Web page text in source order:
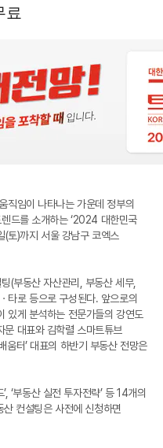
료
직임이 나타나는 가운데 정부의
드를 소개하는 ‘2024 대한민국
(토)까지 서울 강남구 코엑스
(부동산 자산관리, 부동산 세무,
로 등으로 구성된다. 앞으로의
있게 분석하는 전문가들의 강연도
문 대표와 김학렬 스마트튜브
움터’ 대표의 하반기 부동산 전망은
‘부동산 실전 투자전략’ 등 14개의
컨설팅은 사전에 신청하면